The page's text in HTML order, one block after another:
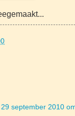
29 september 2010